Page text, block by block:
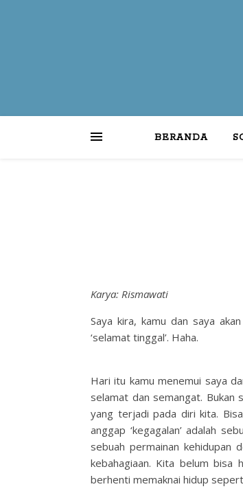
BERANDA
Karya: Rismawati
Saya kira, kamu dan saya
‘selamat tinggal’. Haha.
Hari itu kamu menemui saya
selamat dan semangat. Bukan
yang terjadi pada diri kita.
anggap ‘kegagalan’ adalah
sebuah permainan kehidupan
kebahagiaan. Kita belum bisa
berhenti memaknai hidup